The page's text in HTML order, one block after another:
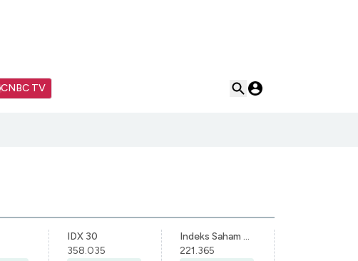
CNBC TV
IDX 30
358.035
Indeks Saham Syariah Indonesia
221.365